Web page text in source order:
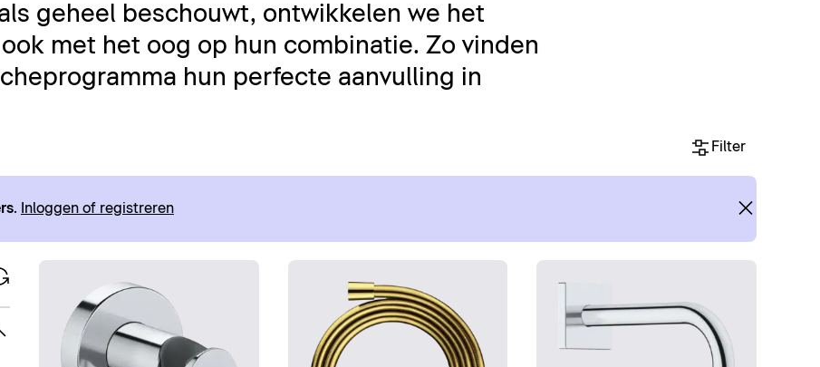
geheel beschouwt, ontwikkelen we het
met het oog op hun combinatie. Zo vinden
hun perfecte aanvulling in
Filter
. Inloggen of registreren